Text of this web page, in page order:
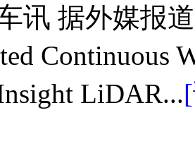
讯 据外媒报
Continuous
LiDAR...